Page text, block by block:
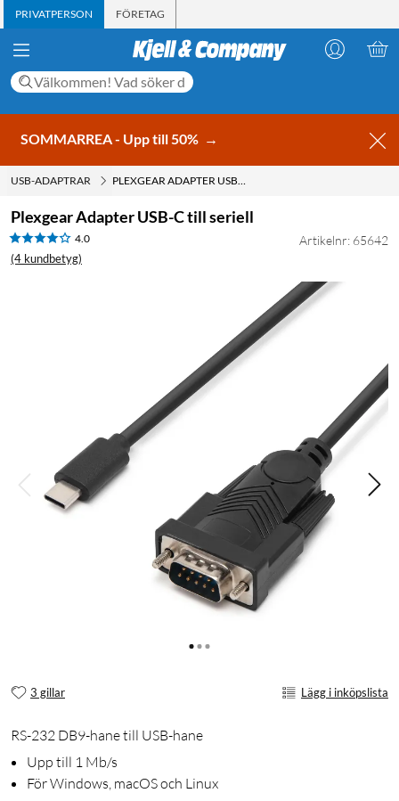
PRIVATPERSON FÖRETAG
SOMMARREA - Upp till 50% →
USB-ADAPTRAR PLEXGEAR ADAPTER USB-C TILL SERIELL
Plexgear Adapter USB-C till seriell
4.0
(4 kundbetyg)
Artikelnr: 65642
3 gillar Lägg i inköpslista
RS-232 DB9-hane till USB-hane
Upp till 1 Mb/s
För Windows, macOS och Linux